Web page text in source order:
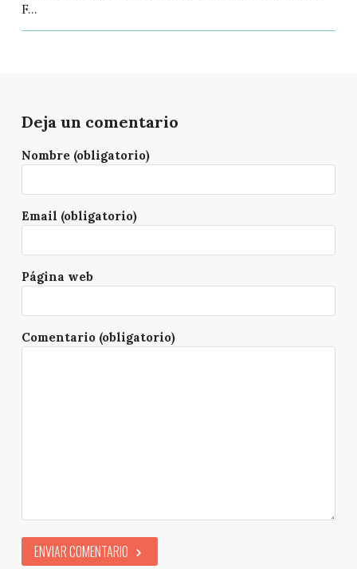
F...
Deja un comentario
Nombre (obligatorio)
Email (obligatorio)
Página web
Comentario (obligatorio)
ENVIAR COMENTARIO